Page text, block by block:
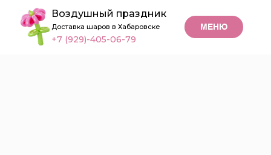
МЕНЮ
Воздушный праздник
Доставка шаров в Хабаровске
+7 (929)-405-06-79